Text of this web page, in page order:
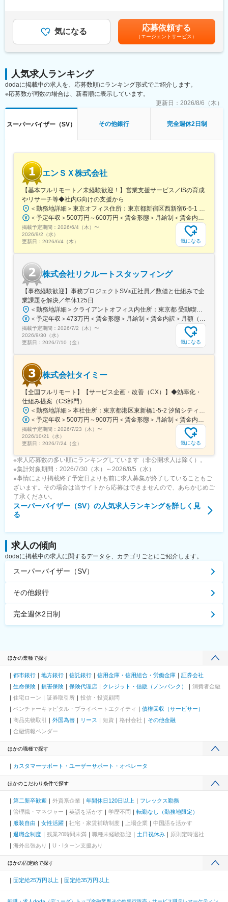
れました。金利環境の変化やデジタル化の進展、資産運用ニーズ
の高まりなど大きな転換点を迎えている金融業界において、金融
の"わかりにくさ"を解消し、生涯にわたって前向きな金融体験を届
変更の範囲：会社の定める業務
・派遣スタッフの管理、業務指示および進捗管理
・業務フローの見直し、マニュアル整備、業務改善の企画
・外部委託先や協力会社との連携および管理
派遣社員約50名、委託先約300名で構成されています。
大規模な組織を運営しているため、チームで連携しながら業務を
進めていく体制です。
シフト勤務をベースとし、業務状況に応じて柔軟に勤務調整が可
プにより平日勤務中心の働き方もあります。
・住宅ローンを中心とした主力事業に関わることができる
・受付から管理まで一連の業務を経験できる
・派遣社員や委託先の管理など、組織運営にも関われる
・業務改善やフロー見直しなど企画要素にも携われる
・中途入社者が多く、実力に応じた評価を受けやすい環境
■当社について
当社は、KDDIと三菱UFJ銀行を株主とするネット銀行です。スマ
ートフォンを中心とした金融サービスを展開し、口座数は700万
を提供しながら持続的な成長を続けています。
変更の範囲：会社の定める業務
のみ支給対象とし、1分単位で全額支給します。※給与額はご経
験・現年収等を考慮して個別に決定します。■賞与/昇給：年2回
（6月、12月）賃金はあくまでも目安の金額であり、選考を通じ
て上下する可能性があります。月給(月額)は固定手当を含めた表記
気になる 応募依頼する
（エージェントサービス）
人気求人ランキング
dodaに掲載中の求人を、応募数順にランキング形式でご紹介します。
※応募数が同数の場合は、新着順に表示しています。
更新日： 2026/8/6（木）
スーパーバイザー（SV） その他銀行 完全週休2日制
エンＳＸ株式会社
【基本フルリモート／未経験歓迎！】営業支援サービス／ISの育成
やリサーチ等◆社内G向けの支援から
掲載予定期間： 2026/6/4（木） 〜
2026/9/2（水）
更新日： 2026/6/4（木） 気になる
株式会社リクルートスタッフィング
【事務経験歓迎】事務プロジェクトSV※正社員／数値と仕組みで企
業課題を解決／年休125日
掲載予定期間： 2026/7/2（木） 〜
2026/9/30（水）
更新日： 2026/7/10（金） 気になる
株式会社タイミー
【全国フルリモート】【サービス企画・改善（CX）】◆効率化・
仕組み提案（CS部門）
掲載予定期間： 2026/7/23（木） 〜
2026/10/21（水）
更新日： 2026/7/24（金） 気になる
※求人応募数の多い順にランキングしています（非公開求人は除く）。
※集計対象期間：2026/7/30（木）～2026/8/5（水）
※事情により掲載終了予定日よりも前に求人募集が終了していることもご
ざいます。その場合は当サイトから応募はできませんので、あらかじめご
了承ください。
スーパーバイザー（SV） の人気求人ランキングを詳しく見
る
求人の傾向
dodaに掲載中の求人に関するデータを、カテゴリごとにご紹介します。
スーパーバイザー（SV）
その他銀行
完全週休2日制
ほかの業種で探す
都市銀行 地方銀行 信託銀行 信用金庫・信用組合・労働金庫
証券会社
生命保険
損害保険 保険代理店 クレジット・信販（ノンバンク）
消費者金融
住宅ローン
証券取引所
投信・投資顧問
ベンチャーキャピタル・プライベートエクイティ
債権回収（サービサー）
商品先物取引
外国為替 リース 短資 格付会社
その他金融
金融情報ベンダー
ほかの職種で探す
カスタマーサポート・ユーザーサポート・オペレータ
ほかのこだわり条件で探す
第二新卒歓迎 外資系企業 年間休日120日以上
フレックス勤務
管理職・マネジャー
英語を活かす 学歴不問
転勤なし（勤務地限定）
服装自由
女性活躍 社宅・家賃補助制度 上場企業
中国語を活かす
退職金制度
残業20時間未満 職種未経験歓迎 土日祝休み
原則定時退社
海外出張あり
U・Iターン支援あり
ほかの固定給で探す
固定給25万円以上 固定給35万円以上